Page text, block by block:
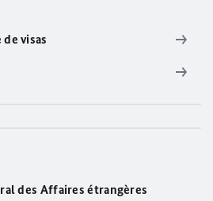
visas
des Affaires étrangères